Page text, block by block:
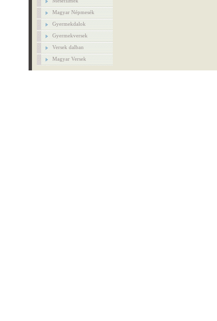
Magyar Népmesék
Gyermekdalok
Gyermekversek
Versek dalban
Magyar Versek